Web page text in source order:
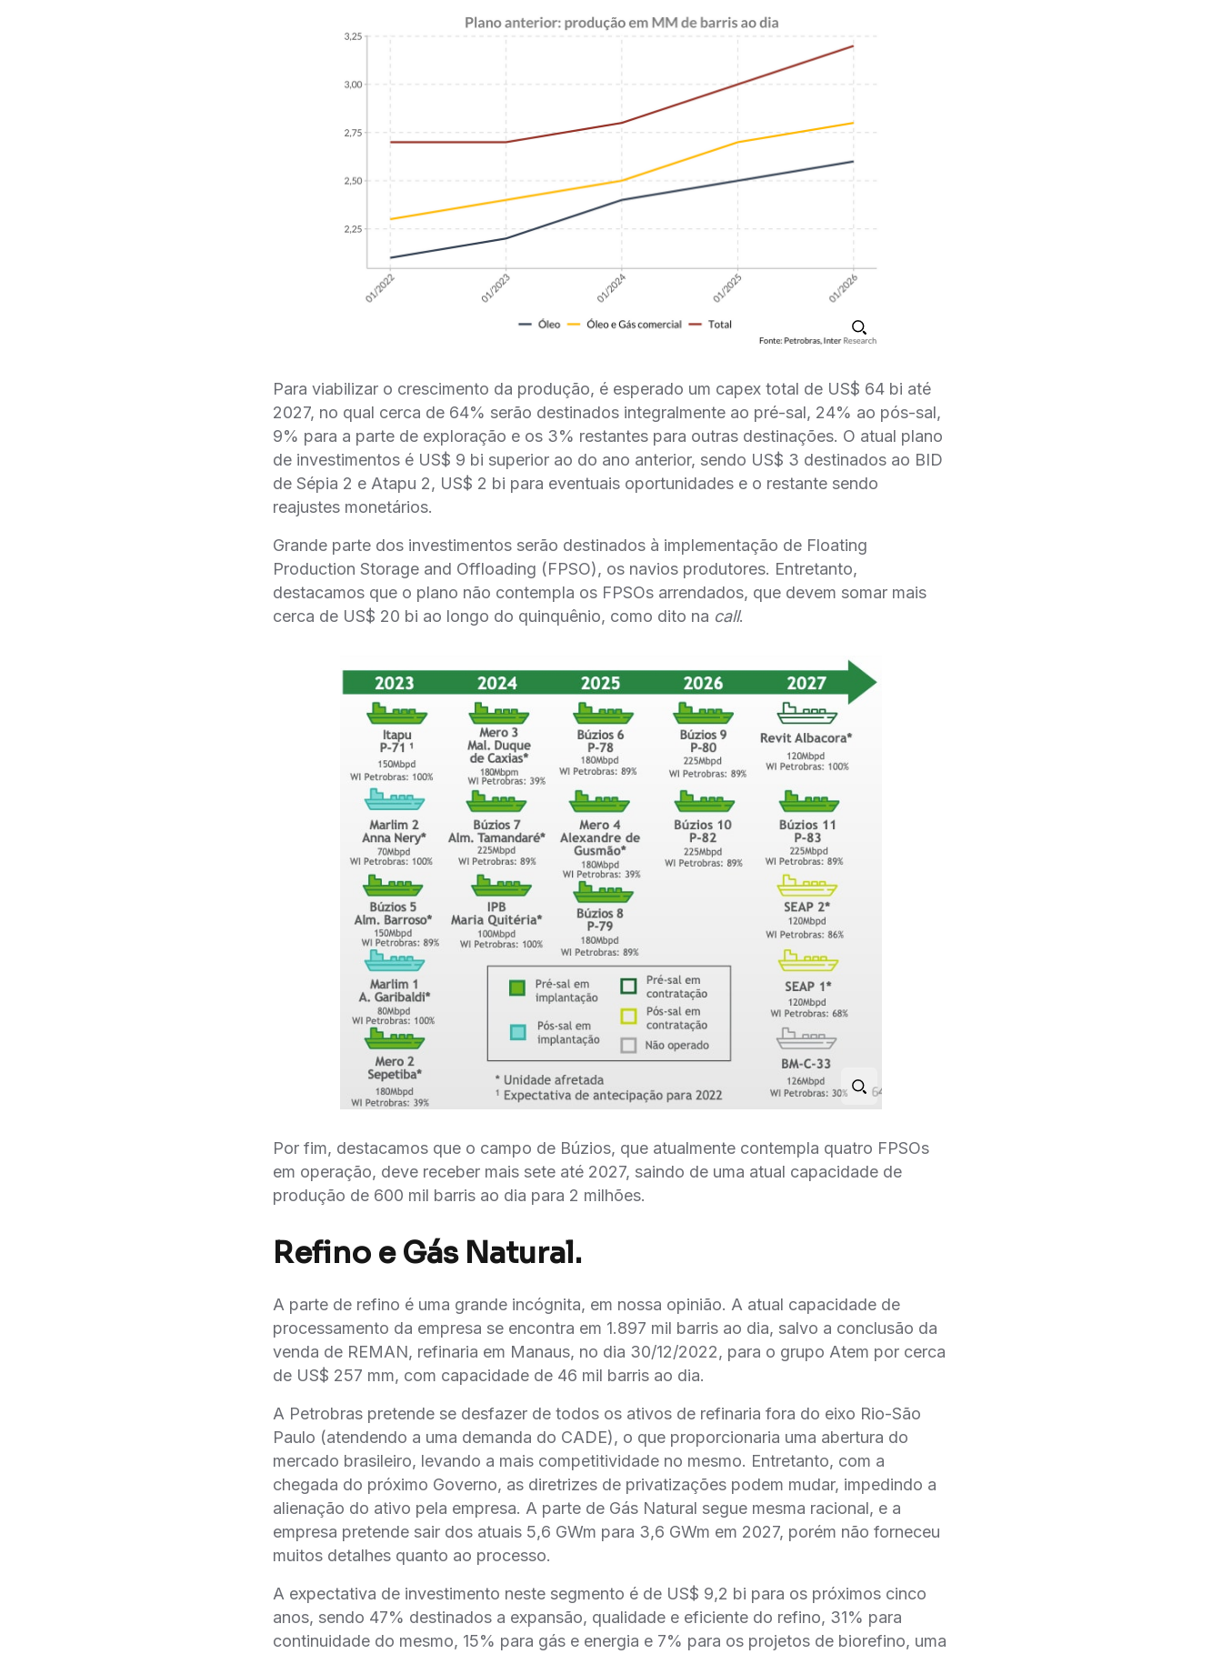
Para viabilizar o crescimento da produção, é esperado um capex total de US$ 64 bi até
2027, no qual cerca de 64% serão destinados integralmente ao pré-sal, 24% ao pós-sal,
9% para a parte de exploração e os 3% restantes para outras destinações. O atual plano
de investimentos é US$ 9 bi superior ao do ano anterior, sendo US$ 3 destinados ao BID
de Sépia 2 e Atapu 2, US$ 2 bi para eventuais oportunidades e o restante sendo
reajustes monetários.
Grande parte dos investimentos serão destinados à implementação de Floating
Production Storage and Offloading (FPSO), os navios produtores. Entretanto,
destacamos que o plano não contempla os FPSOs arrendados, que devem somar mais
cerca de US$ 20 bi ao longo do quinquênio, como dito na call.
Por fim, destacamos que o campo de Búzios, que atualmente contempla quatro FPSOs
em operação, deve receber mais sete até 2027, saindo de uma atual capacidade de
produção de 600 mil barris ao dia para 2 milhões.
Refino e Gás Natural.
A parte de refino é uma grande incógnita, em nossa opinião. A atual capacidade de
processamento da empresa se encontra em 1.897 mil barris ao dia, salvo a conclusão da
venda de REMAN, refinaria em Manaus, no dia 30/12/2022, para o grupo Atem por cerca
de US$ 257 mm, com capacidade de 46 mil barris ao dia.
A Petrobras pretende se desfazer de todos os ativos de refinaria fora do eixo Rio-São
Paulo (atendendo a uma demanda do CADE), o que proporcionaria uma abertura do
mercado brasileiro, levando a mais competitividade no mesmo. Entretanto, com a
chegada do próximo Governo, as diretrizes de privatizações podem mudar, impedindo a
alienação do ativo pela empresa. A parte de Gás Natural segue mesma racional, e a
empresa pretende sair dos atuais 5,6 GWm para 3,6 GWm em 2027, porém não forneceu
muitos detalhes quanto ao processo.
A expectativa de investimento neste segmento é de US$ 9,2 bi para os próximos cinco
anos, sendo 47% destinados a expansão, qualidade e eficiente do refino, 31% para
continuidade do mesmo, 15% para gás e energia e 7% para os projetos de biorefino, uma